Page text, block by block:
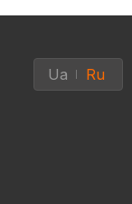
Ua Ru